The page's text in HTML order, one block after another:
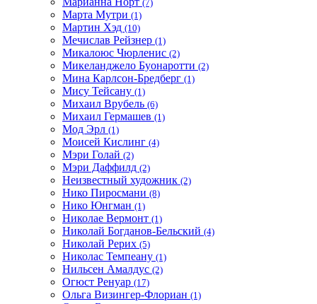
(7)
Марта Мутри (1)
Мартин Хэд (10)
Мечислав Рейзнер (1)
Микалоюс Чюрленис (2)
Микеланджело Буонаротти (2)
Мина Карлсон-Бредберг (1)
Мису Тейсану (1)
Михаил Врубель (6)
Михаил Гермашев (1)
Мод Эрл (1)
Моисей Кислинг (4)
Мэри Голай (2)
Мэри Даффилд (2)
Неизвестный художник (2)
Нико Пиросмани (8)
Нико Юнгман (1)
Николае Вермонт (1)
Николай Богданов-Бельский (4)
Николай Рерих (5)
Николас Темпеану (1)
Нильсен Амалдус (2)
Огюст Ренуар (17)
Ольга Визингер-Флориан (1)